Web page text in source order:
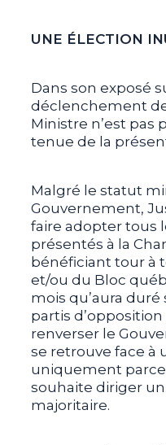
UNE ÉLECTION
Dans son exposé
déclenchement
Ministre n’est pas
tenue de la
Malgré le statut
Gouvernement,
faire adopter tous
présentés à la
bénéficiant tour à
et/ou du Bloc
mois qu’aura
partis
renverser le
se retrouve face à
uniquement
souhaite diriger
majoritaire.